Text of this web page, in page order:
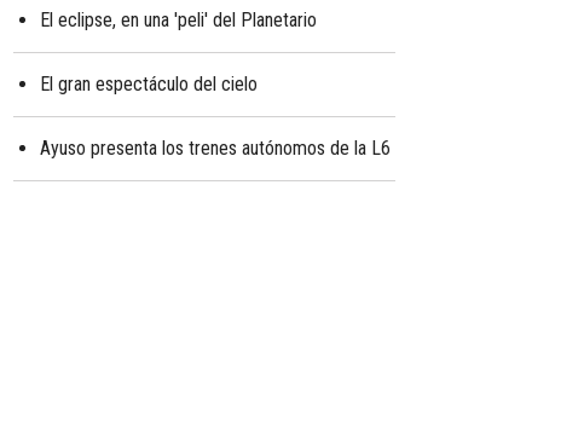
El eclipse, en una 'peli' del Planetario
El gran espectáculo del cielo
Ayuso presenta los trenes autónomos de la L6